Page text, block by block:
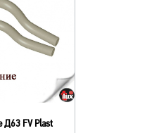
Д63 FV Plast